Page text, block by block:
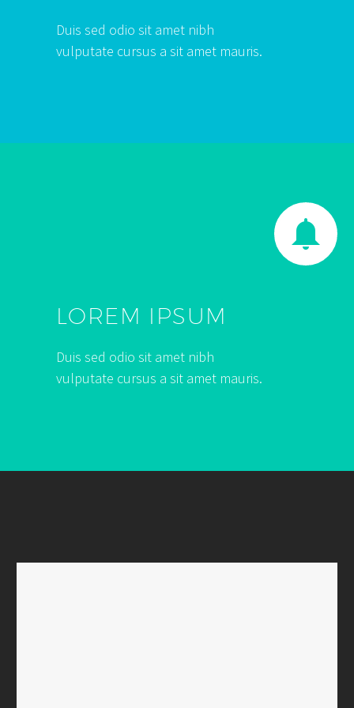
Duis sed odio sit amet nibh
vulputate cursus a sit amet mauris.


LOREM IPSUM
Duis sed odio sit amet nibh
vulputate cursus a sit amet mauris.